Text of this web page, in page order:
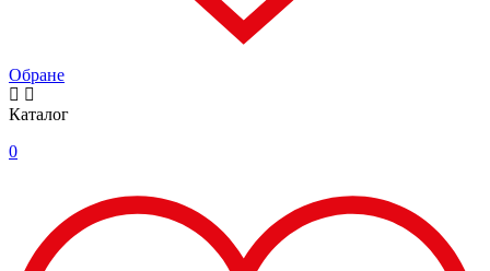
Обране
Каталог
0